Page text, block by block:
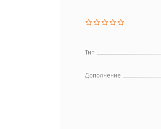
Тип
Дополнение